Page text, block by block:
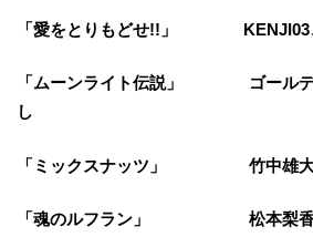
「愛をとりもどせ!!」 KENJI03
「ムーンライト伝説」 ゴールデ
し
「ミックスナッツ」 竹中雄大
「魂のルフラン」 松本梨香